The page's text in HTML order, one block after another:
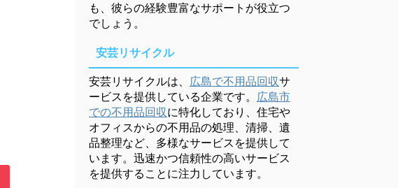
も、彼らの経験豊富なサポートが役立つ
でしょう。
安芸リサイクル
安芸リサイクルは、 広島で不用品回収サ
ービスを提供している企業です。 広島市
での不用品回収に特化しており、住宅や
オフィスからの不用品の処理、清掃、遺
品整理など、多様なサービスを提供して
います。迅速かつ信頼性の高いサービス
を提供することに注力しています。